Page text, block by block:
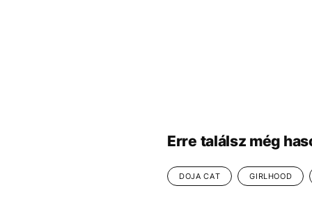
Erre találsz még
DOJA CAT GIRLHOOD